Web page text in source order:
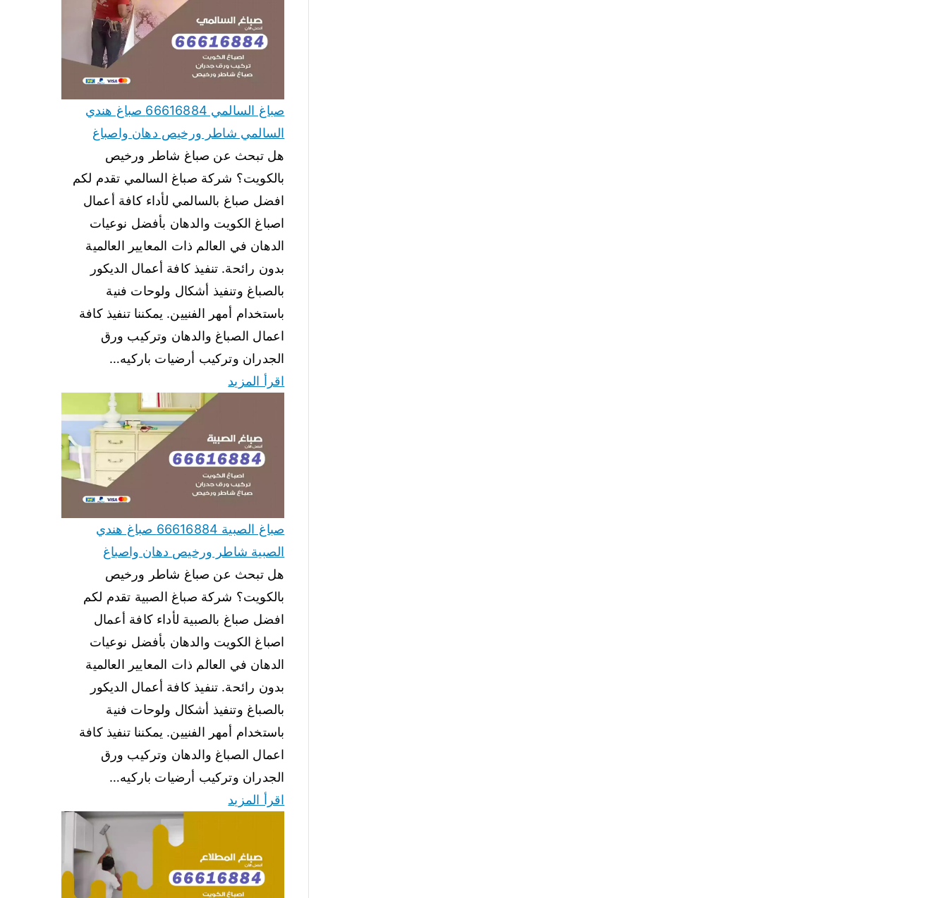
صباغ السالمي 66616884 صباغ هندي
السالمي شاطر ورخيص دهان واصباغ
هل تبحث عن صباغ شاطر ورخيص
بالكويت؟ شركة صباغ السالمي تقدم لكم
افضل صباغ بالسالمي لأداء كافة أعمال
اصباغ الكويت والدهان بأفضل نوعيات
الدهان في العالم ذات المعايير العالمية
بدون رائحة. تنفيذ كافة أعمال الديكور
بالصباغ وتنفيذ أشكال ولوحات فنية
باستخدام أمهر الفنيين. يمكننا تنفيذ كافة
اعمال الصباغ والدهان وتركيب ورق
الجدران وتركيب أرضيات باركيه…
اقرأ المزيد
صباغ الصبية 66616884 صباغ هندي
الصبية شاطر ورخيص دهان واصباغ
هل تبحث عن صباغ شاطر ورخيص
بالكويت؟ شركة صباغ الصبية تقدم لكم
افضل صباغ بالصبية لأداء كافة أعمال
اصباغ الكويت والدهان بأفضل نوعيات
الدهان في العالم ذات المعايير العالمية
بدون رائحة. تنفيذ كافة أعمال الديكور
بالصباغ وتنفيذ أشكال ولوحات فنية
باستخدام أمهر الفنيين. يمكننا تنفيذ كافة
اعمال الصباغ والدهان وتركيب ورق
الجدران وتركيب أرضيات باركيه…
اقرأ المزيد